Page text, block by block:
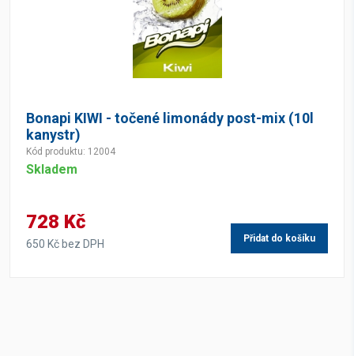
Bonapi KIWI - točené limonády post-mix (10l
kanystr)
Kód produktu: 12004
Skladem
728 Kč
650 Kč bez DPH Přidat do košíku